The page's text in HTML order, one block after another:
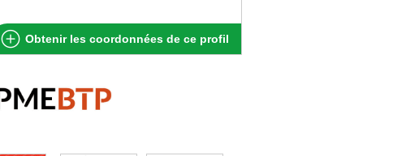
Obtenir les coordonnées de ce profil